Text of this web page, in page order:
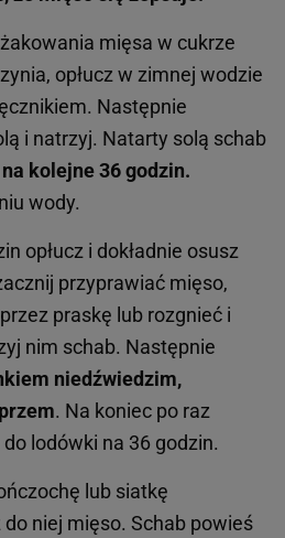
mięsa w cukrze
opłucz w zimnej wodzie
Następnie
i natrzyj. Natarty solą schab
na kolejne 36 godzin.
wody.
opłucz i dokładnie osusz
przyprawiać mięso,
praskę lub rozgnieć i
nim schab. Następnie
niedźwiedzim,
. Na koniec po raz
lodówki na 36 godzin.
lub siatkę
do niej mięso. Schab powieś